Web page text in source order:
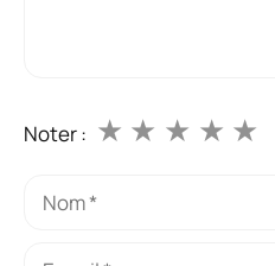
Noter : ★
★
★
★
★
Nom